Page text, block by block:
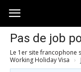
Australia-
australie.com
Pas de job
Le 1er site francophone
Working Holiday Visa ›